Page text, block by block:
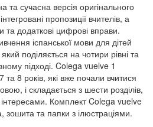
сучасна версія оригінального
пропозиції вчителів, а
та додаткові цифрові вправи.
іспанської мови для дітей
поділяється на чотири рівні та
підході. Colega vuelve 1
та 8 років, які вже почали вчитися
і складається з шести розділів,
Комплект Colega vuelve
зошита та папки з ілюстраціями.